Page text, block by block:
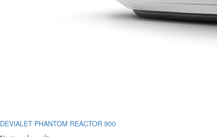
DEVIALET PHANTOM REACTOR 900